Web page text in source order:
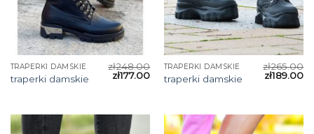
TRAPERKI DAMSKIE
traperki damskie
zł248.00
zł177.00
TRAPERKI DAMSKIE
traperki damskie
zł265.00
zł189.00